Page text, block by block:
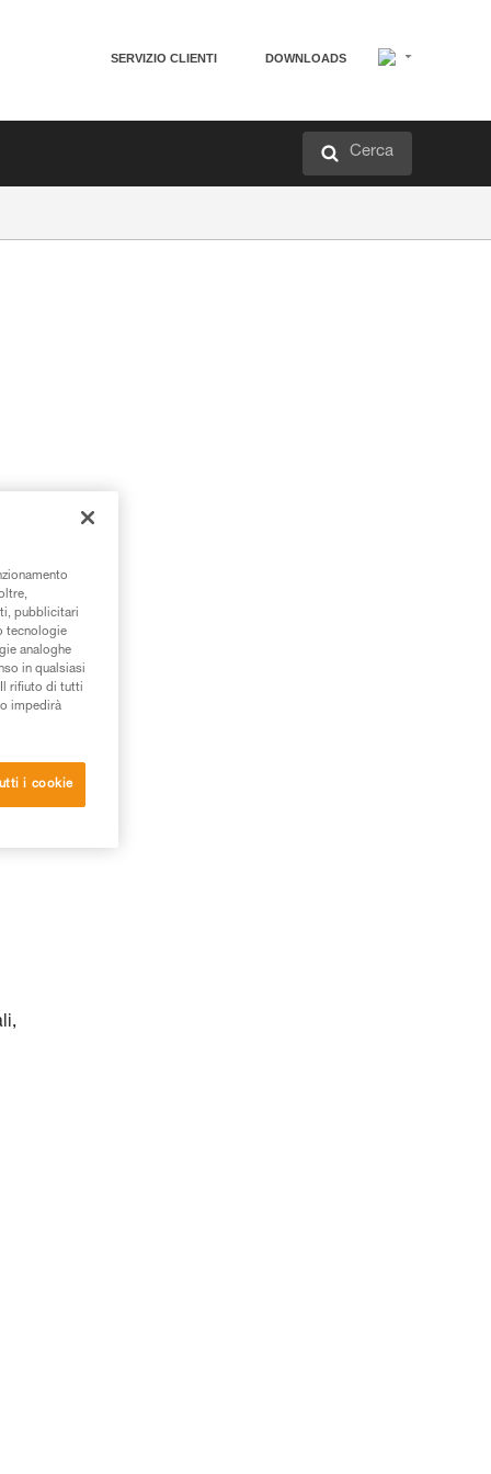
SERVIZIO CLIENTI DOWNLOADS
Cerca
o
pubblicitari
tecnologie
analoghe
in qualsiasi
rifiuto di tutti
impedirà
i cookie